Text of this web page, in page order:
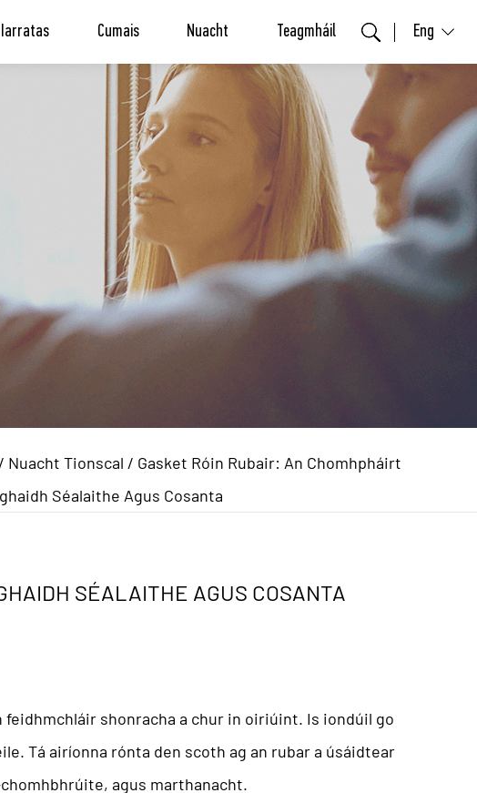
Iarratas Cumais Nuacht Teagmháil Eng
/ Nuacht Tionscal / Gasket Róin Rubair: An Chomhpháirt
Séalaithe Agus Cosanta
SÉALAITHE AGUS COSANTA
shonracha a chur in oiriúint. Is iondúil go
Tá airíonna rónta den scoth ag an rubar a úsáidtear
agus marthanacht.